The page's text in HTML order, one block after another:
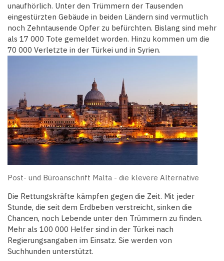
unaufhörlich. Unter den Trümmern der Tausenden
eingestürzten Gebäude in beiden Ländern sind vermutlich
noch Zehntausende Opfer zu befürchten. Bislang sind mehr
als 17 000 Tote gemeldet worden. Hinzu kommen um die
70 000 Verletzte in der Türkei und in Syrien.
Post- und Büroanschrift Malta - die klevere Alternative
Die Rettungskräfte kämpfen gegen die Zeit. Mit jeder
Stunde, die seit dem Erdbeben verstreicht, sinken die
Chancen, noch Lebende unter den Trümmern zu finden.
Mehr als 100 000 Helfer sind in der Türkei nach
Regierungsangaben im Einsatz. Sie werden von
Suchhunden unterstützt.